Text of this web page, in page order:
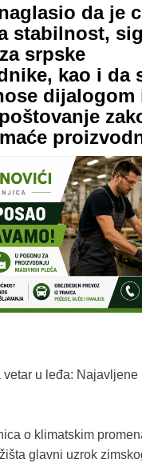
da je
stabilnost,
srpske
kao i da
dijalogom
vetar u leđa: Najavljene
o klimatskim
glavni uzrok